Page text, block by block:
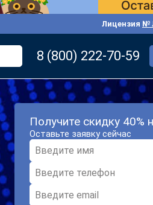
Лицензия №
8 (800) 222-70-59
Получите скидку 40%
Оставьте заявку сейчас